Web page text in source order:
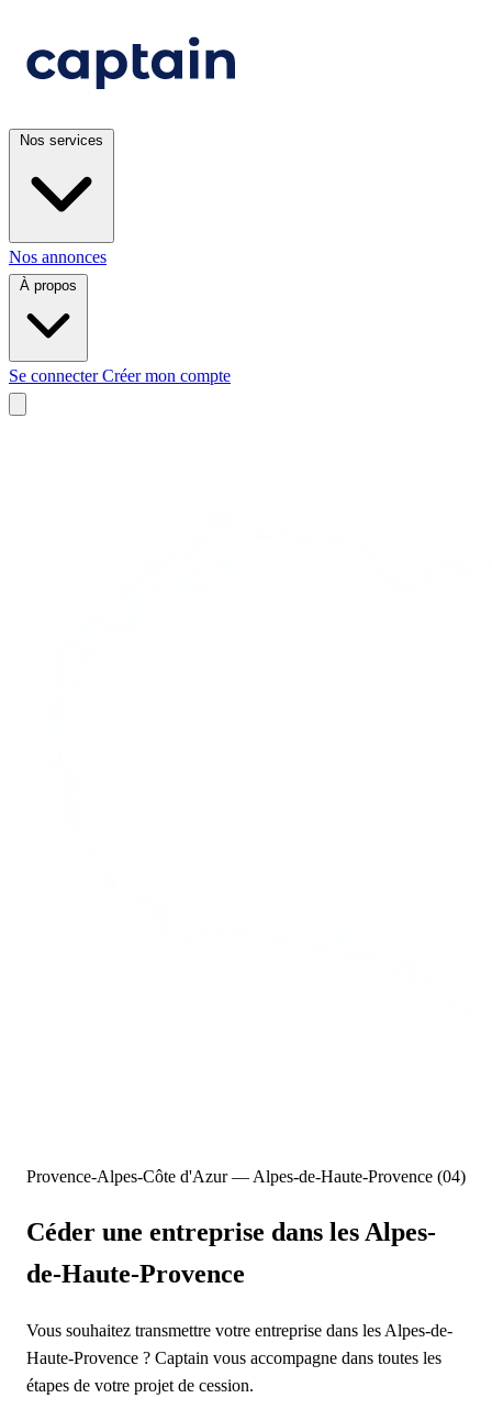
Nos annonces
Se connecterCréer mon compte
Provence-Alpes-Côte d'Azur — Alpes-de-Haute-Provence (04)
Céder une entreprise dans les Alpes-
de-Haute-Provence
Vous souhaitez transmettre votre entreprise dans les Alpes-de-
Haute-Provence ? Captain vous accompagne dans toutes les
étapes de votre projet de cession.